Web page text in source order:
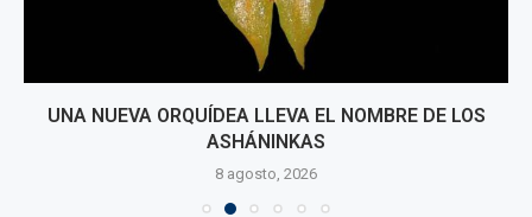
UNA NUEVA ORQUÍDEA LLEVA EL NOMBRE DE LOS
ASHÁNINKAS
8 agosto, 2026